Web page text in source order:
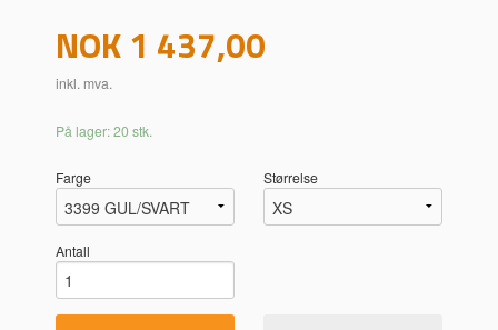
Pris
NOK1 437,00
inkl. mva.
På lager: 20 stk.
Farge Størrelse
Antall